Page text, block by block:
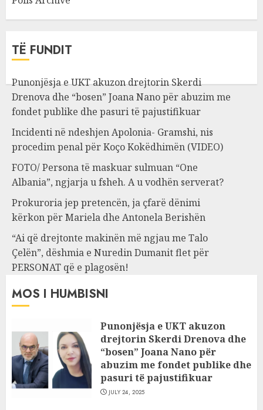
TË FUNDIT
Punonjësja e UKT akuzon drejtorin Skerdi
Drenova dhe “bosen” Joana Nano për abuzim me
fondet publike dhe pasuri të pajustifikuar
Incidenti në ndeshjen Apolonia- Gramshi, nis
procedim penal për Koço Kokëdhimën (VIDEO)
FOTO/ Persona të maskuar sulmuan “One
Albania”, ngjarja u fsheh. A u vodhën serverat?
Prokuroria jep pretencën, ja çfarë dënimi
kërkon për Mariela dhe Antonela Berishën
“Ai që drejtonte makinën më ngjau me Talo
Çelën”, dëshmia e Nuredin Dumanit flet për
PERSONAT që e plagosën!
MOS I HUMBISNI
Punonjësja e UKT akuzon
drejtorin Skerdi Drenova dhe
“bosen” Joana Nano për
abuzim me fondet publike dhe
pasuri të pajustifikuar
JULY 24, 2025